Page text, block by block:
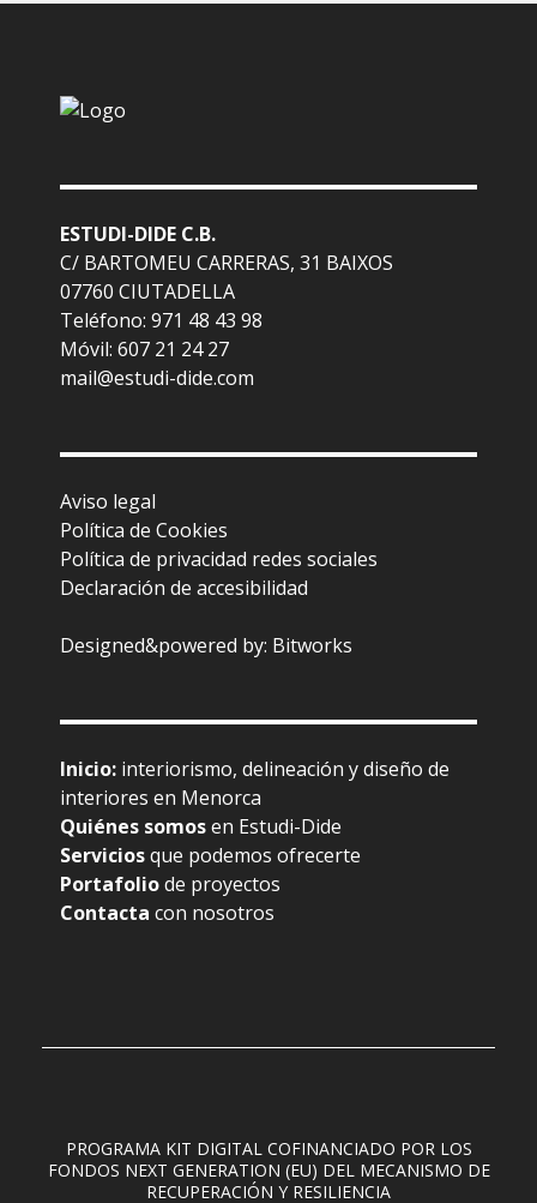
ESTUDI-DIDE C.B.
C/ BARTOMEU CARRERAS, 31 BAIXOS
07760 CIUTADELLA
Teléfono: 971 48 43 98
Móvil: 607 21 24 27
mail@estudi-dide.com
Aviso legal
Política de Cookies
Política de privacidad redes sociales
Declaración de accesibilidad
Designed&powered by: Bitworks
Inicio: interiorismo, delineación y diseño de
interiores en Menorca
Quiénes somosen Estudi-Dide
Serviciosque podemos ofrecerte
Portafoliode proyectos
Contacta con nosotros
PROGRAMA KIT DIGITAL COFINANCIADO POR LOS
FONDOS NEXT GENERATION (EU) DEL MECANISMO DE
RECUPERACIÓN Y RESILIENCIA